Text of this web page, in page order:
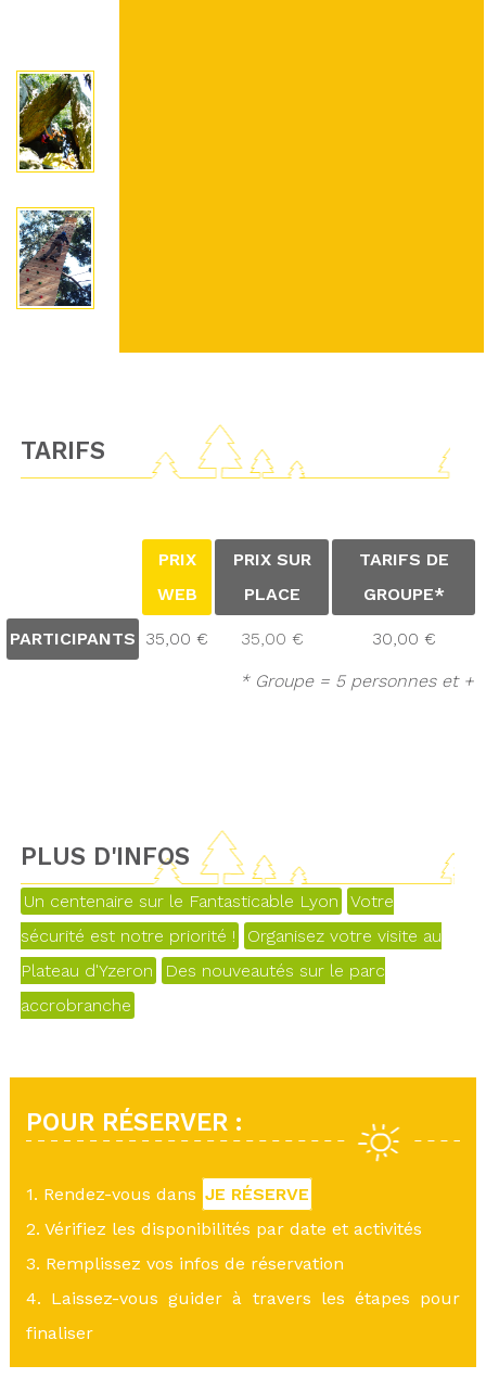
TARIFS
PRIX
WEB
PRIX SUR
PLACE
TARIFS DE
GROUPE*
PARTICIPANTS 35,00 € 35,00 € 30,00 €
* Groupe = 5 personnes et +
PLUS D'INFOS
Un centenaire sur le Fantasticable Lyon
Votre
sécurité est notre priorité !
Organisez votre visite au
Plateau d'Yzeron
Des nouveautés sur le parc
accrobranche
POUR RÉSERVER :
1. Rendez-vous dans JE RÉSERVE
2. Vérifiez les disponibilités par date et activités
3. Remplissez vos infos de réservation
4. Laissez-vous guider à travers les étapes pour
finaliser